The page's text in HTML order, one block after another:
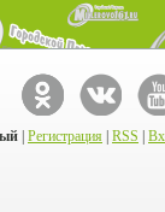
Регистрация RSS